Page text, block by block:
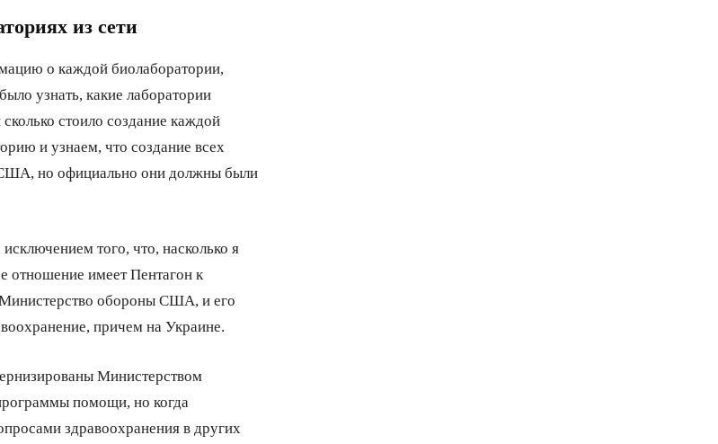
из сети
о каждой биолаборатории,
узнать, какие лаборатории
стоило создание каждой
и узнаем, что создание всех
но официально они должны были
того, что, насколько я
отношение имеет Пентагон к
Министерство обороны США, и его
причем на Украине.
Министерством
помощи, но когда
здравоохранения в других